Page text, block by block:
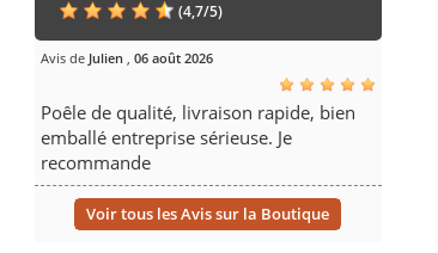
(4,7/5)
Avis de Julien, 06 août 2026
Poêle de qualité, livraison rapide, bien
emballé entreprise sérieuse. Je
recommande
Voir tous les Avis sur la Boutique